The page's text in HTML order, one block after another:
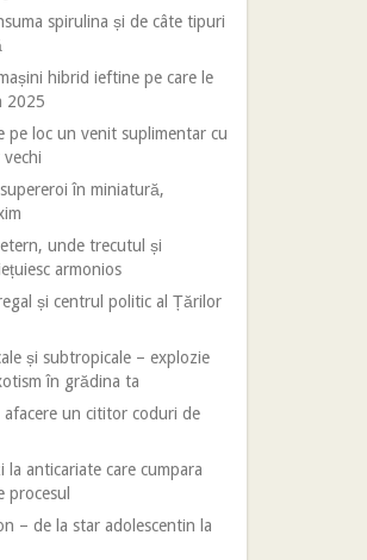
spirulina și de câte tipuri
hibrid ieftine pe care le
2025
pe loc un venit suplimentar cu
în miniatură,
unde trecutul și
armonios
și centrul politic al Țărilor
și subtropicale – explozie
în grădina ta
un cititor coduri de
la anticariate care cumpara
procesul
– de la star adolescentin la